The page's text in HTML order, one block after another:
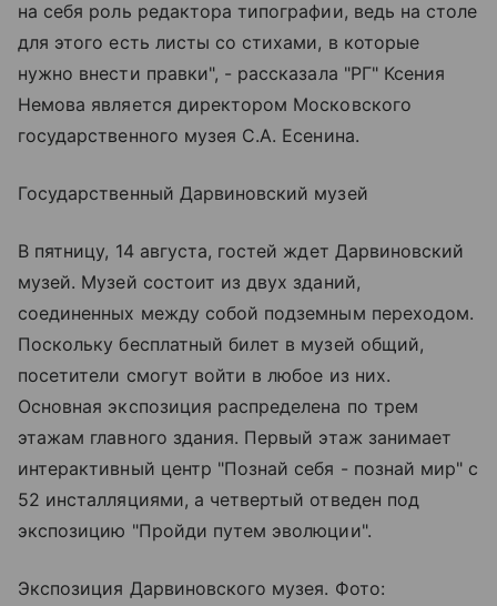
на себя роль редактора типографии, ведь на столе
для этого есть листы со стихами, в которые
нужно внести правки", - рассказала "РГ" Ксения
Немова является директором Московского
государственного музея С.А. Есенина.
Государственный Дарвиновский музей
В пятницу, 14 августа, гостей ждет Дарвиновский
музей. Музей состоит из двух зданий,
соединенных между собой подземным переходом.
Поскольку бесплатный билет в музей общий,
посетители смогут войти в любое из них.
Основная экспозиция распределена по трем
этажам главного здания. Первый этаж занимает
интерактивный центр "Познай себя - познай мир" с
52 инсталляциями, а четвертый отведен под
экспозицию "Пройди путем эволюции".
Экспозиция Дарвиновского музея. Фото: